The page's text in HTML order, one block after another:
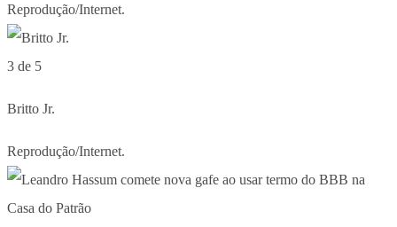
Reprodução/Internet.
3 de 5
Britto Jr.
Reprodução/Internet.